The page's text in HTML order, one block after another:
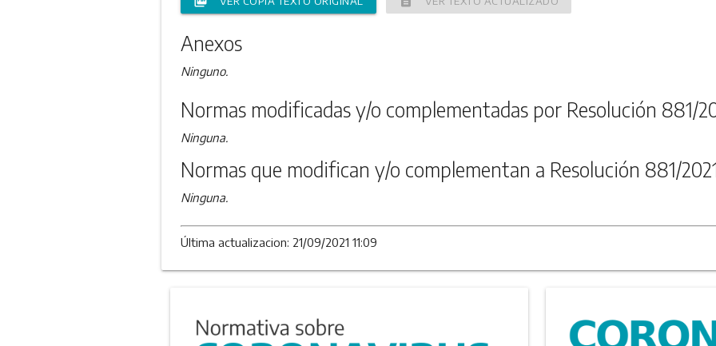
Anexos
Ninguno.
Normas modificadas y/o complementadas por Resolución 881/
Ninguna.
Normas que modifican y/o complementan a Resolución 881/
Ninguna.
Última actualizacion: 21/09/2021 11:09